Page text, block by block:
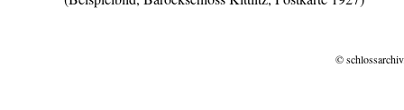
©